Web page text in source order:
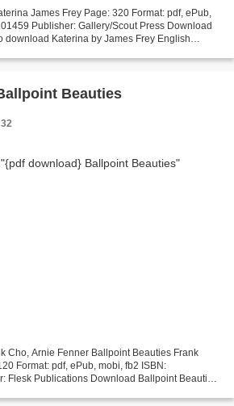
James Frey Page: 320 Format: pdf, ePub,
Publisher: Gallery/Scout Press Download
download Katerina by James Frey English
Beauties
Cho, Arnie Fenner Ballpoint Beauties Frank
Format: pdf, ePub, mobi, fb2 ISBN:
Flesk Publications Download Ballpoint Beauties